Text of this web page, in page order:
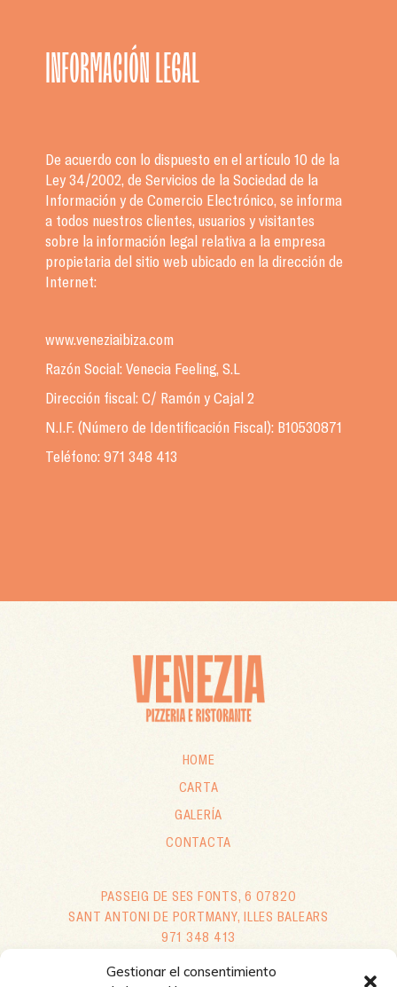
Gestionar el consentimiento
INFORMACIÓN LEGAL
De acuerdo con lo dispuesto en el artículo 10 de la
Ley 34/2002, de Servicios de la Sociedad de la
Información y de Comercio Electrónico, se informa
a todos nuestros clientes, usuarios y visitantes
sobre la información legal relativa a la empresa
propietaria del sitio web ubicado en la dirección de
Internet:
www.veneziaibiza.com
Razón Social: Venecia Feeling, S.L
Dirección fiscal: C/ Ramón y Cajal 2
N.I.F. (Número de Identificación Fiscal): B10530871
Teléfono: 971 348 413
HOME
CARTA
GALERÍA
CONTACTA
PASSEIG DE SES FONTS, 6 07820
SANT ANTONI DE PORTMANY, ILLES BALEARS
971 348 413
CIAO@VENEZIAIBIZA.COM